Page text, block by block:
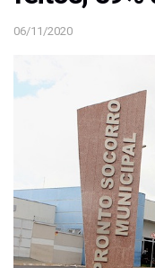
06/11/2020